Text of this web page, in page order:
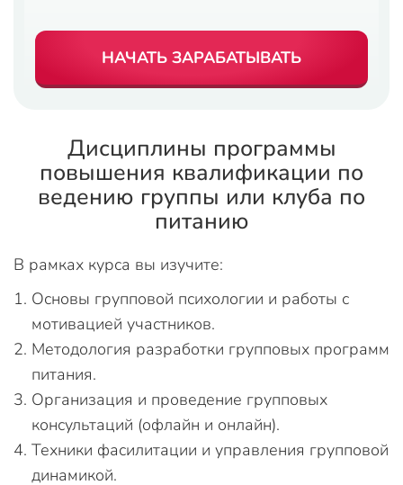
НАЧАТЬ ЗАРАБАТЫВАТЬ
Дисциплины программы
повышения квалификации по
ведению группы или клуба по
питанию
В рамках курса вы изучите:
Основы групповой психологии и работы с
мотивацией участников.
Методология разработки групповых программ
питания.
Организация и проведение групповых
консультаций (офлайн и онлайн).
Техники фасилитации и управления групповой
динамикой.